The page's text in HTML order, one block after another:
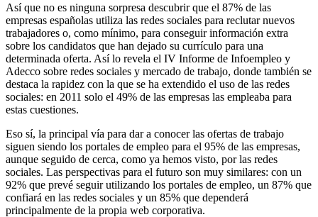
Así que no es ninguna sorpresa descubrir que el 87% de las
empresas españolas utiliza las redes sociales para reclutar nuevos
trabajadores o, como mínimo, para conseguir información extra
sobre los candidatos que han dejado su currículo para una
determinada oferta. Así lo revela el IV Informe de Infoempleo y
Adecco sobre redes sociales y mercado de trabajo, donde también se
destaca la rapidez con la que se ha extendido el uso de las redes
sociales: en 2011 solo el 49% de las empresas las empleaba para
estas cuestiones.
Eso sí, la principal vía para dar a conocer las ofertas de trabajo
siguen siendo los portales de empleo para el 95% de las empresas,
aunque seguido de cerca, como ya hemos visto, por las redes
sociales. Las perspectivas para el futuro son muy similares: con un
92% que prevé seguir utilizando los portales de empleo, un 87% que
confiará en las redes sociales y un 85% que dependerá
principalmente de la propia web corporativa.